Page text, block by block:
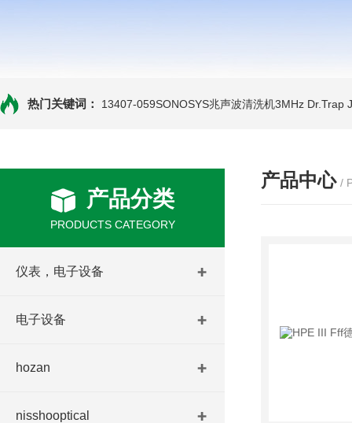
热门关键词： 13407-059SONOSYS兆声波清洗机3MHz Dr.Trap
产品分类
PRODUCTS CATEGORY
仪表，电子设备
电子设备
hozan
nisshooptical
产品中心 /